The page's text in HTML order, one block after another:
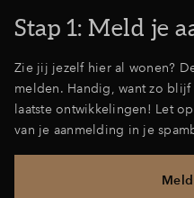
Stap 1: Meld je
Zie jij jezelf hier al wonen?
melden. Handig, want zo
laatste ontwikkelingen! Let
van je aanmelding in je